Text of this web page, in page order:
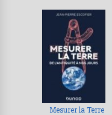
Mesurer la Terre